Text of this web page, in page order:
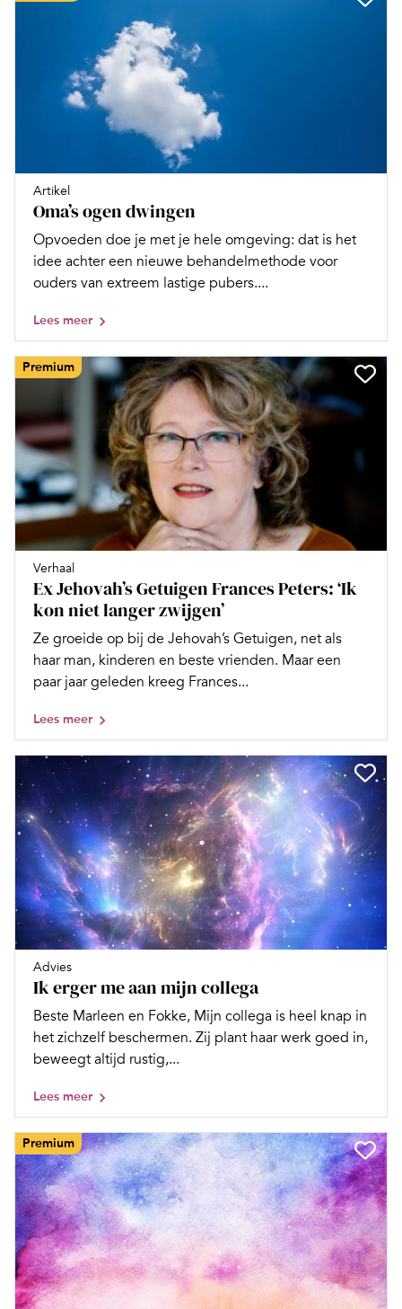
Artikel
Oma’s ogen dwingen
Opvoeden doe je met je hele omgeving: dat is het
idee achter een nieuwe behandelmethode voor
ouders van extreem lastige pubers....
Lees meer
Premium
Verhaal
Ex Jehovah’s Getuigen Frances Peters: ‘Ik
kon niet langer zwijgen’
Ze groeide op bij de Jehovah’s Getuigen, net als
haar man, kinderen en beste vrienden. Maar een
paar jaar geleden kreeg Frances...
Lees meer
Advies
Ik erger me aan mijn collega
Beste Marleen en Fokke, Mijn collega is heel knap in
het zichzelf beschermen. Zij plant haar werk goed in,
beweegt altijd rustig,...
Lees meer
Premium